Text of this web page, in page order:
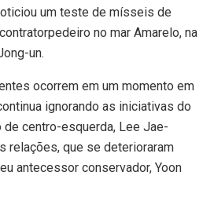
um teste de mísseis de
no mar Amarelo, na
un.
ocorrem em um momento em
ignorando as iniciativas do
centro-esquerda, Lee Jae-
relações, que se deterioraram
antecessor conservador, Yoon